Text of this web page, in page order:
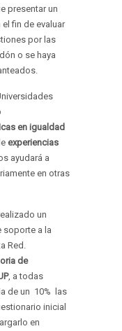
presentar un
fin de evaluar
por las
o se haya
en igualdad
experiencias
ayudará a
en otras
un
soporte a la
Red.
de
, a todas
de un 10% las
inicial
en